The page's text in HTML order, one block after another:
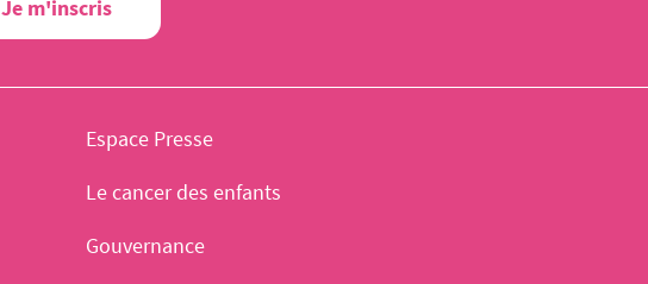
Je m'inscris
Espace Presse
Le cancer des enfants
Gouvernance